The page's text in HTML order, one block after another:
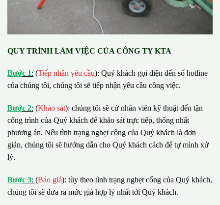
QUY TRÌNH LÀM VIỆC CỦA CÔNG TY KTA
Bước 1: (Tiếp nhận yêu cầu): Quý khách gọi điện đến số hotline
của chúng tôi, chúng tôi sẽ tiếp nhận yêu cầu công việc.
Bước 2: (Khảo sát): chúng tôi sẽ cử nhân viên kỹ thuật đến tận
công trình của Quý khách để khảo sát trực tiếp, thống nhất
phương án. Nếu tình trạng nghẹt cống của Quý khách là đơn
giản, chúng tôi sẽ hướng dẫn cho Quý khách cách để tự mình xử
lý.
Bước 3: (Báo giá): tùy theo tình trạng nghẹt cống của Quý khách,
chúng tôi sẽ đưa ra mức giá hợp lý nhất tới Quý khách.